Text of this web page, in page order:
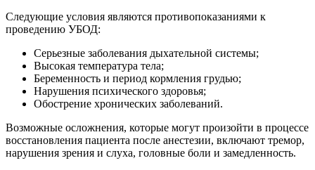
Следующие условия являются противопоказаниями к
проведению УБОД:
Серьезные заболевания дыхательной системы;
Высокая температура тела;
Беременность и период кормления грудью;
Нарушения психического здоровья;
Обострение хронических заболеваний.
Возможные осложнения, которые могут произойти в процессе
восстановления пациента после анестезии, включают тремор,
нарушения зрения и слуха, головные боли и замедленность.